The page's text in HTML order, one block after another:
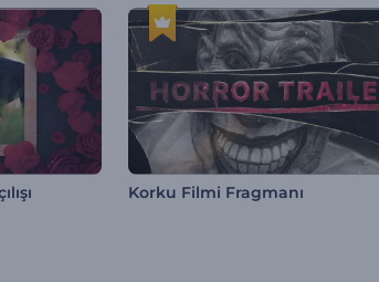
Korku Filmi Fragmanı